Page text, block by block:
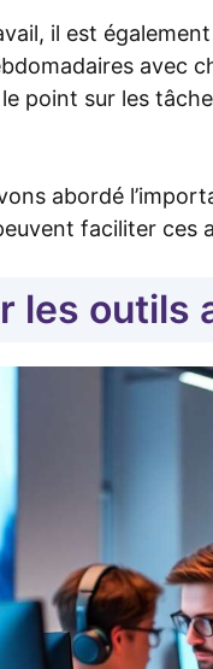
il est
avec
point sur les
abordé
faciliter ces
les outils